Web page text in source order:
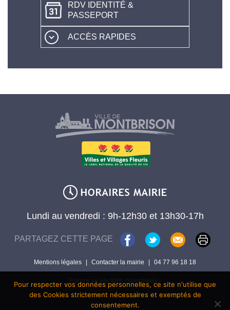
RDV IDENTITÉ &
PASSEPORT
ACCÈS RAPIDES
Lundi au vendredi : 9h-12h30 et 13h30-17h
PARTAGEZ CETTE PAGE
Mentions légales | Contacter la mairie | 04 77 96 18 18
Encore un site Web collectivités !
Pour respecter vos données personnelles, ce site n'utilise que
des Cookies strictement nécessaires et exemptés de
consentement.